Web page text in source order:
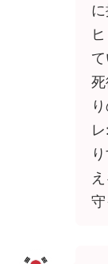
守